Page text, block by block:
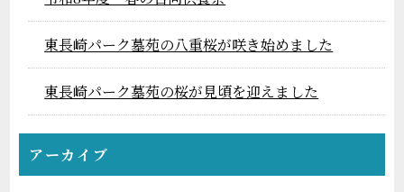
東長崎パーク墓苑の八重桜が咲き始めました
東長崎パーク墓苑の桜が見頃を迎えました
アーカイブ